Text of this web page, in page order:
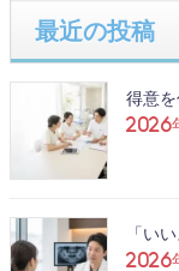
最近の投稿
得意
2026
「い
2026